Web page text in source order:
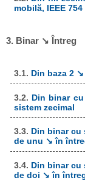
mobilă, IEEE 754
3. Binar ↘ Întreg
3.1. Din baza 2
3.2. Din binar
sistem zecimal
3.3. Din binar cu
de unu ↘ în
3.4. Din binar cu
de doi ↘ în